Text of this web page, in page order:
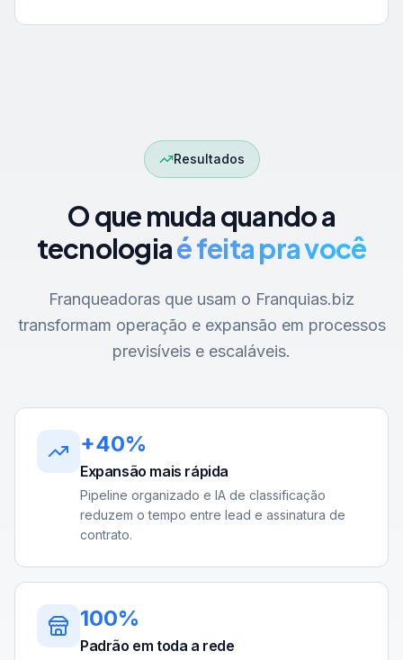
Resultados
O que muda quando a
tecnologiaé feita pra você
Franqueadoras que usam o Franquias.biz
transformam operação e expansão em processos
previsíveis e escaláveis.
+40%
Expansão mais rápida
Pipeline organizado e IA de classificação
reduzem o tempo entre lead e assinatura de
contrato.
100%
Padrão em toda a rede